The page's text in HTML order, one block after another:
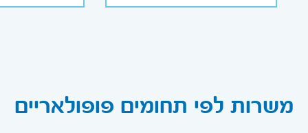
משרות לפי תחומים פופולאריים